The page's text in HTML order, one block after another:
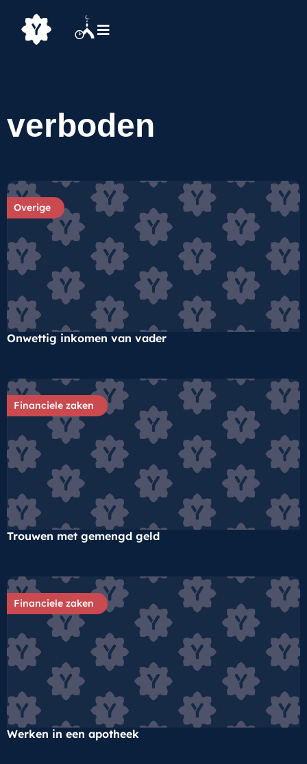
verboden
Overige
Onwettig inkomen van vader
Financiele zaken
Trouwen met gemengd geld
Financiele zaken
Werken in een apotheek